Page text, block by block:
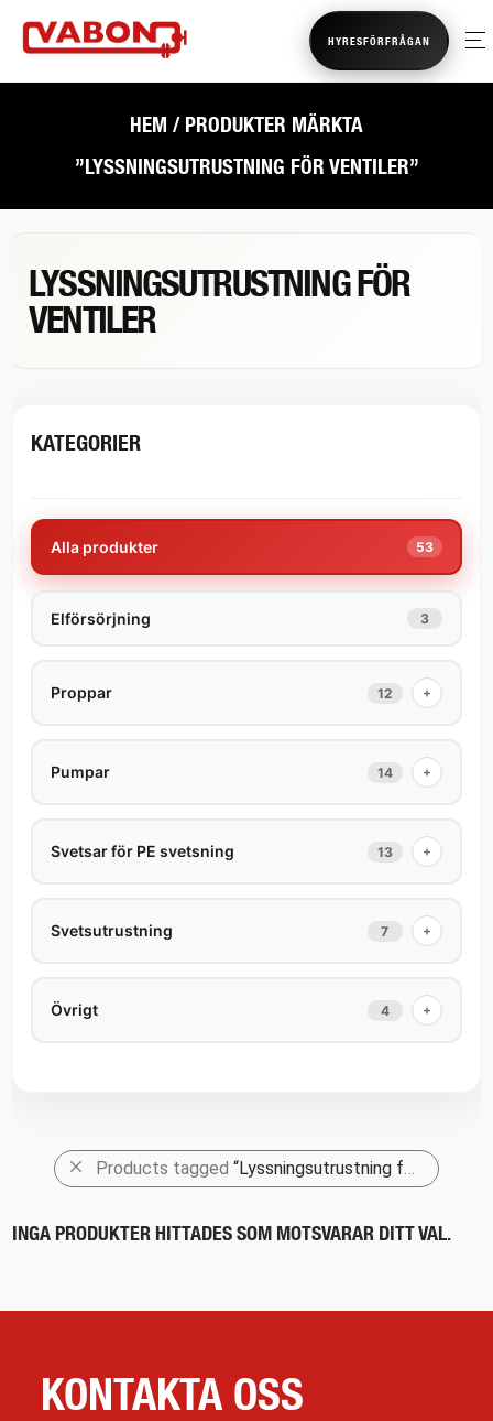
HYRESFÖRFRÅGAN
HEM / PRODUKTER MÄRKTA
”LYSSNINGSUTRUSTNING FÖR VENTILER”
LYSSNINGSUTRUSTNING FÖR
VENTILER
KATEGORIER
Alla produkter 53
Elförsörjning 3
Proppar 12 +
Pumpar 14 +
Svetsar för PE svetsning 13 +
Svetsutrustning 7 +
Övrigt 4 +
Products tagged “Lyssningsutrustning för ventiler”
INGA PRODUKTER HITTADES SOM MOTSVARAR DITT VAL.
KONTAKTA OSS